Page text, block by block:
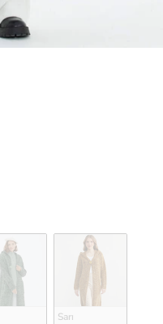
Sarı